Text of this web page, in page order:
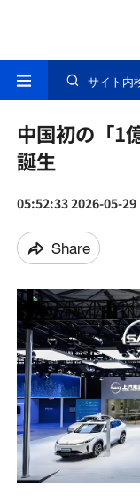
サイト内
中国初の「1
誕生
05:52:33 2026-05-29
Share